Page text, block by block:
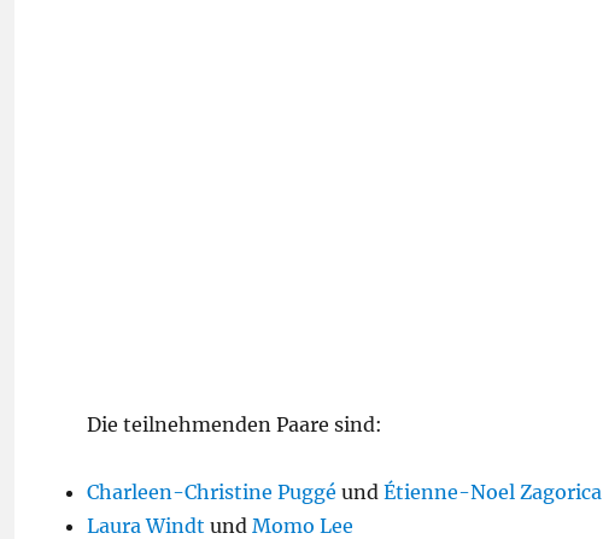
Die teilnehmenden Paare sind:
Charleen-Christine Puggé und Étienne-Noel Zagorica
Laura Windt und Momo Lee